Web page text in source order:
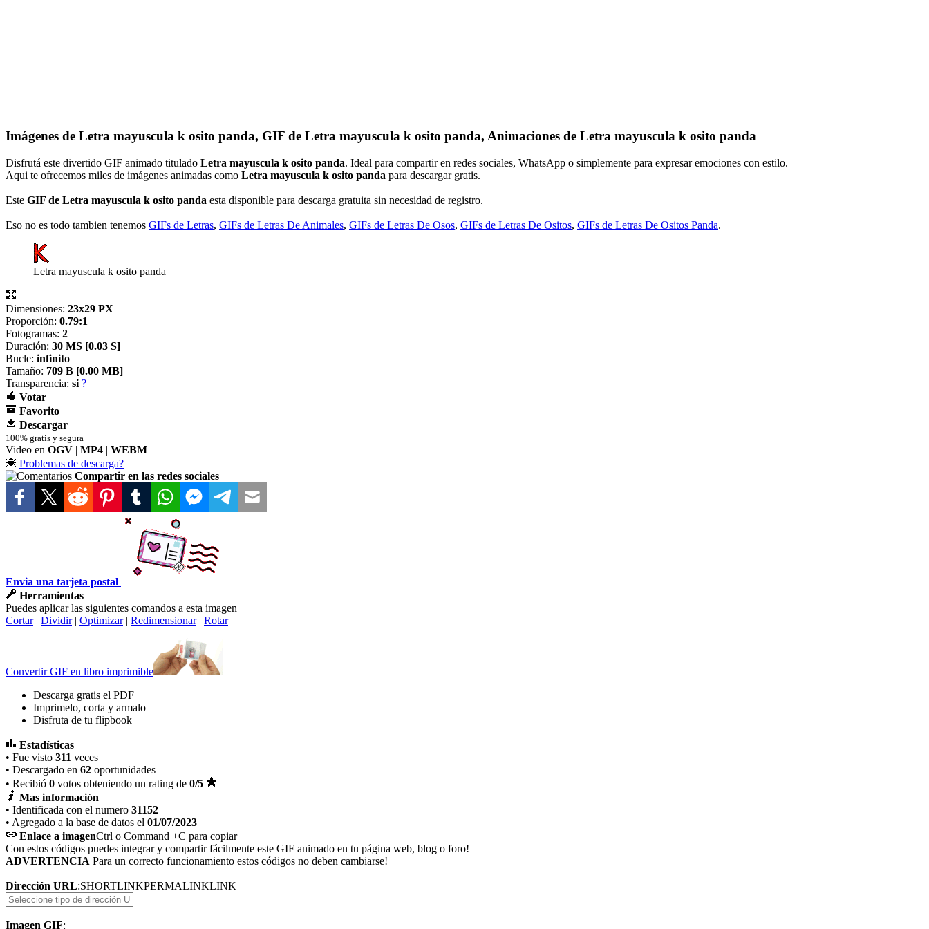
Imágenes de Letra mayuscula k osito panda, GIF de Letra mayuscula k osito panda, Animaciones de Letra mayuscula k osito panda
Disfrutá este divertido GIF animado titulado Letra mayuscula k osito panda. Ideal para compartir en redes sociales, WhatsApp o simplemente para expresar emociones con estilo.
Aqui te ofrecemos miles de imágenes animadas como Letra mayuscula k osito panda para descargar gratis.
Este GIF de Letra mayuscula k osito panda esta disponible para descarga gratuita sin necesidad de registro.
Eso no es todo tambien tenemos GIFs de Letras, GIFs de Letras De Animales, GIFs de Letras De Osos, GIFs de Letras De Ositos, GIFs de Letras De Ositos Panda.
Letra mayuscula k osito panda
Dimensiones: 23x29 PX
Proporción: 0.79:1
Fotogramas: 2
Duración: 30 MS [0.03 S]
Bucle: infinito
Tamaño: 709 B [0.00 MB]
Transparencia: si ?
Votar
Favorito
Descargar
100% gratis y segura
Video en OGV | MP4 | WEBM
Problemas de descarga?
Compartir en las redes sociales
Envia una tarjeta postal
Herramientas
Puedes aplicar las siguientes comandos a esta imagen
Cortar| Dividir| Optimizar| Redimensionar| Rotar
Convertir GIF en libro imprimible
Descarga gratis el PDF
Imprimelo, corta y armalo
Disfruta de tu flipbook
Estadísticas
• Fue visto 311 veces
• Descargado en 62 oportunidades
• Recibió 0 votos obteniendo un rating de 0/5
Mas información
• Identificada con el numero 31152
• Agregado a la base de datos el 01/07/2023
Enlace a imagenCtrl o Command +C para copiar
Con estos códigos puedes integrar y compartir fácilmente este GIF animado en tu página web, blog o foro!
ADVERTENCIA Para un correcto funcionamiento estos códigos no deben cambiarse!
Dirección URL:SHORTLINKPERMALINKLINK
Imagen GIF: